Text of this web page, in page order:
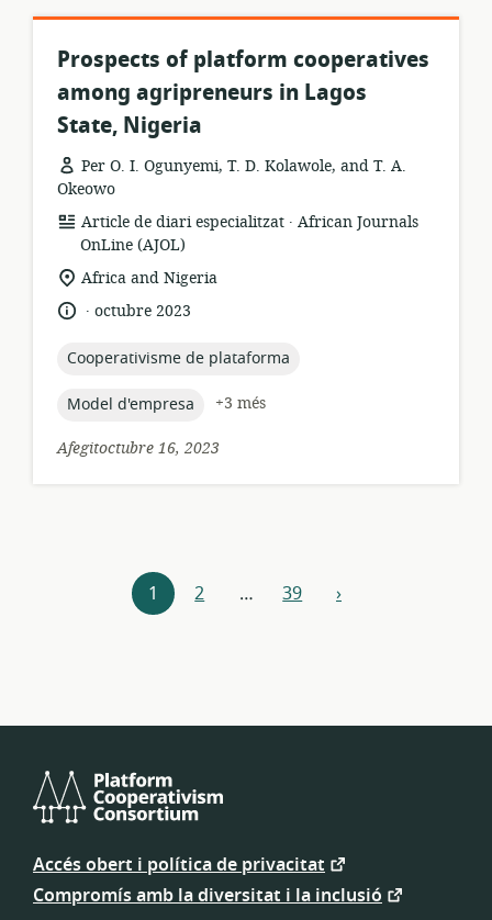
Prospects of platform cooperatives
among agripreneurs in Lagos
State, Nigeria
Per O. I. Ogunyemi, T. D. Kolawole, and T. A.
Okeowo
format
dels
recursos:
Article de diari especialitzat .
publicador:
African Journals
OnLine (AJOL)
ubicació
rellevant:
Africa and Nigeria
idioma:
.
data
publicació:
octubre 2023
topic:
Cooperativisme de plataforma
topic:
Model d'empresa
+3 més
Afegitoctubre 16, 2023
1 2 … 39 següent
›
Consorci
Cooperativisme
de
Plataforma
Accés obert i política de privacitat
Compromís amb la diversitat i la inclusió